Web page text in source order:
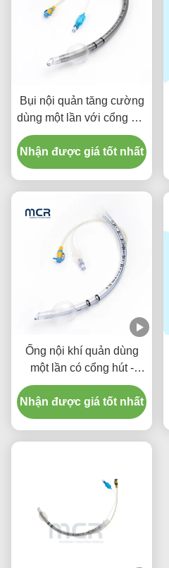
Bụi nội quản tăng cường
dùng một lần với cổng hút
để ngăn ngừa VAP
Nhận được giá tốt nhất
Ống nội khí quản dùng
một lần có cổng hút -
PVC trong suốt không
DEHP, bảo hành chất
lượng năm năm
Nhận được giá tốt nhất